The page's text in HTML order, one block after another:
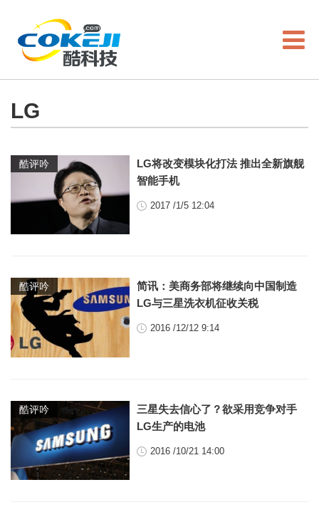
LG
酷评吟
LG将改变模块化打法 推出全新旗舰
智能手机
2017 /1/5 12:04
酷评吟
简讯：美商务部将继续向中国制造
LG与三星洗衣机征收关税
2016 /12/12 9:14
酷评吟
三星失去信心了？欲采用竞争对手
LG生产的电池
2016 /10/21 14:00